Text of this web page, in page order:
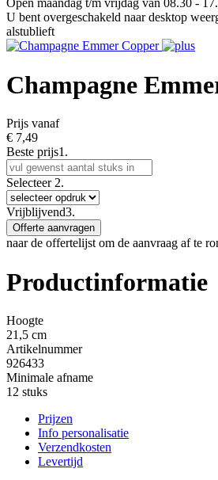
Open maandag t/m vrijdag van 08.30 -
U bent overgeschakeld naar desktop
alstublieft
Champagne
Prijs vanaf
€ 7,49
Beste prijs1.
Selecteer 2.
Vrijblijvend3.
Offerte aanvragen
naar de offertelijst om de aanvraag af te
Productinformatie
Hoogte
21,5 cm
Artikelnummer
926433
Minimale afname
12 stuks
Prijzen
Info personalisatie
Verzendkosten
Levertijd